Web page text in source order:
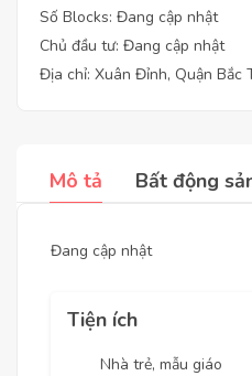
Số Blocks: Đang cập nhật
Chủ đầu tư: Đang cập nhật
Địa chỉ: Xuân Đỉnh, Quận Bắc
Mô tả Bất động
Đang cập nhật
Tiện ích
Nhà trẻ, mẫu giáo